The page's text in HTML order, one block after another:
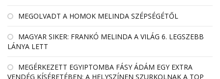
MEGOLVADT A HOMOK MELINDA SZÉPSÉGÉTŐL
MAGYAR SIKER: FRANKÓ MELINDA A VILÁG 6. LEGSZEBB
LÁNYA LETT
MEGÉRKEZETT EGYIPTOMBA FÁSY ÁDÁM EGY EXTRA
VENDÉG KÍSÉRETÉBEN: A HELYSZÍNEN SZURKOLNAK A TOP